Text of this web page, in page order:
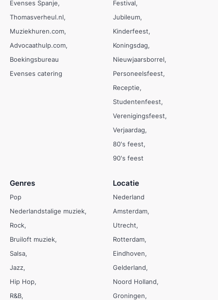
Evenses Spanje
Thomasverheul.nl
Muziekhuren.com
Advocaathulp.com
Boekingsbureau
Evenses catering
Festival
Jubileum
Kinderfeest
Koningsdag
Nieuwjaarsborrel
Personeelsfeest
Receptie
Studentenfeest
Verenigingsfeest
Verjaardag
80's feest
90's feest
Genres
Pop
Nederlandstalige muziek
Rock
Bruiloft muziek
Salsa
Jazz
Hip Hop
R&B
Locatie
Nederland
Amsterdam
Utrecht
Rotterdam
Eindhoven
Gelderland
Noord Holland
Groningen